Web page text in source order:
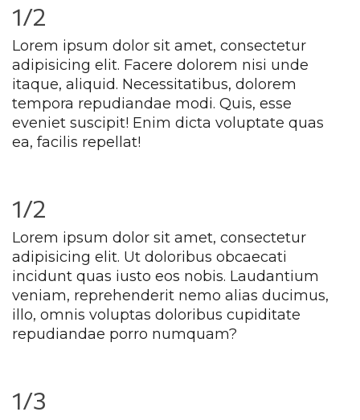
1/2
Lorem ipsum dolor sit amet, consectetur
adipisicing elit. Facere dolorem nisi unde
itaque, aliquid. Necessitatibus, dolorem
tempora repudiandae modi. Quis, esse
eveniet suscipit! Enim dicta voluptate quas
ea, facilis repellat!
1/2
Lorem ipsum dolor sit amet, consectetur
adipisicing elit. Ut doloribus obcaecati
incidunt quas iusto eos nobis. Laudantium
veniam, reprehenderit nemo alias ducimus,
illo, omnis voluptas doloribus cupiditate
repudiandae porro numquam?
1/3